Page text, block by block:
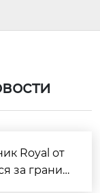
Royal от
за границ